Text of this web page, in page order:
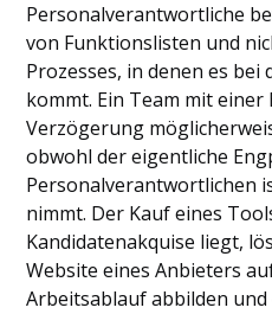
Personalverantwortliche
von Funktionslisten und
Prozesses, in denen es
kommt. Ein Team mit
Verzögerung
obwohl der eigentliche
Personalverantwortlichen
nimmt. Der Kauf eines
Kandidatenakquise liegt,
Website eines Anbieters
Arbeitsablauf abbilden